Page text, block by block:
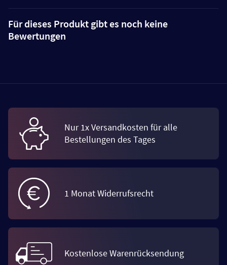
Für dieses Produkt gibt es noch keine
Bewertungen
Nur 1x Versandkosten für alle
Bestellungen des Tages
1 Monat Widerrufsrecht
Kostenlose Warenrücksendung